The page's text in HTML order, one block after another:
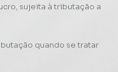
sujeita à tributação a
quando se tratar